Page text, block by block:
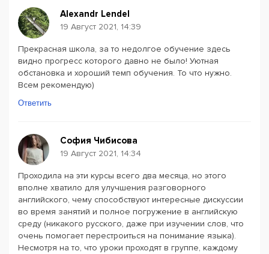
Alexandr Lendel
19 Август 2021, 14:39
Прекрасная школа, за то недолгое обучение здесь
видно прогресс которого давно не было! Уютная
обстановка и хороший темп обучения. То что нужно.
Всем рекомендую)
Ответить
София Чибисова
19 Август 2021, 14:34
Проходила на эти курсы всего два месяца, но этого
вполне хватило для улучшения разговорного
английского, чему способствуют интересные дискуссии
во время занятий и полное погружение в английскую
среду (никакого русского, даже при изучении слов, что
очень помогает перестроиться на понимание языка).
Несмотря на то, что уроки проходят в группе, каждому